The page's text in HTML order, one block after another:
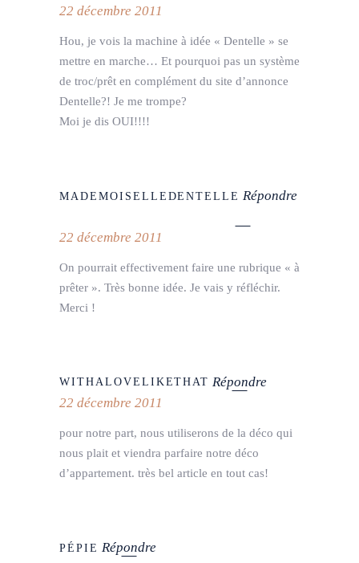
22 décembre 2011
Hou, je vois la machine à idée « Dentelle » se
mettre en marche… Et pourquoi pas un système
de troc/prêt en complément du site d’annonce
Dentelle?! Je me trompe?
Moi je dis OUI!!!!
MADEMOISELLEDENTELLE Répondre
22 décembre 2011
On pourrait effectivement faire une rubrique « à
prêter ». Très bonne idée. Je vais y réfléchir.
Merci !
WITHALOVELIKETHAT Répondre
22 décembre 2011
pour notre part, nous utiliserons de la déco qui
nous plait et viendra parfaire notre déco
d’appartement. très bel article en tout cas!
PÉPIE Répondre